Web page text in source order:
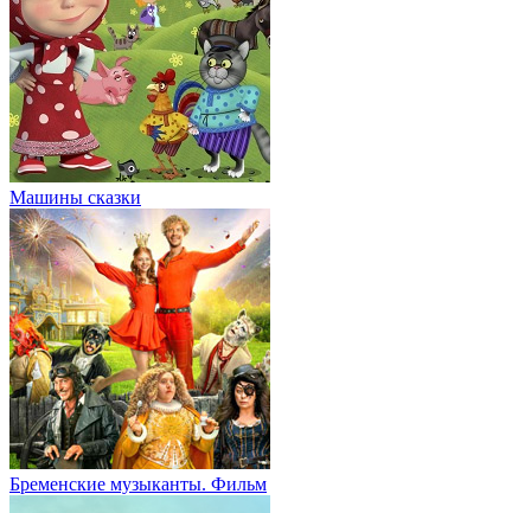
Машины сказки
Бременские музыканты. Фильм